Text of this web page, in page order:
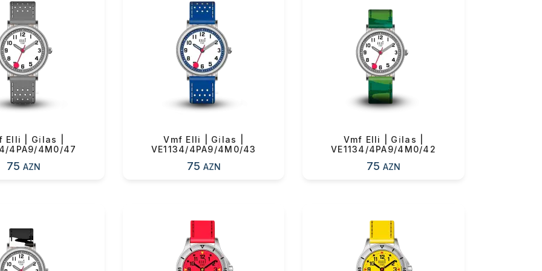
Elli | Gi̇las |
4PA9/4M0/47
75AZN
Vmf Elli | Gi̇las |
VE1134/4PA9/4M0/43
75 AZN
Vmf Elli | Gi̇las |
VE1134/4PA9/4M0/42
75 AZN
səbətə əlavə edildi
detalları